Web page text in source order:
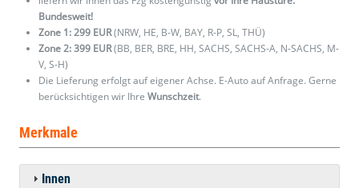
Bundesweit!
Zone 1: 299 EUR(NRW, HE, B-W, BAY, R-P, SL, THÜ)
Zone 2: 399 EUR(BB, BER, BRE, HH, SACHS, SACHS-A, N-SACHS, M-
V, S-H)
Die Lieferung erfolgt auf eigener Achse. E-Auto auf Anfrage. Gerne
berücksichtigen wir Ihre Wunschzeit.
Merkmale
Innen